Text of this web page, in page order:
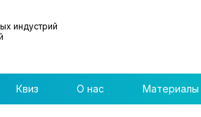
индустрий
Квиз О нас Материалы